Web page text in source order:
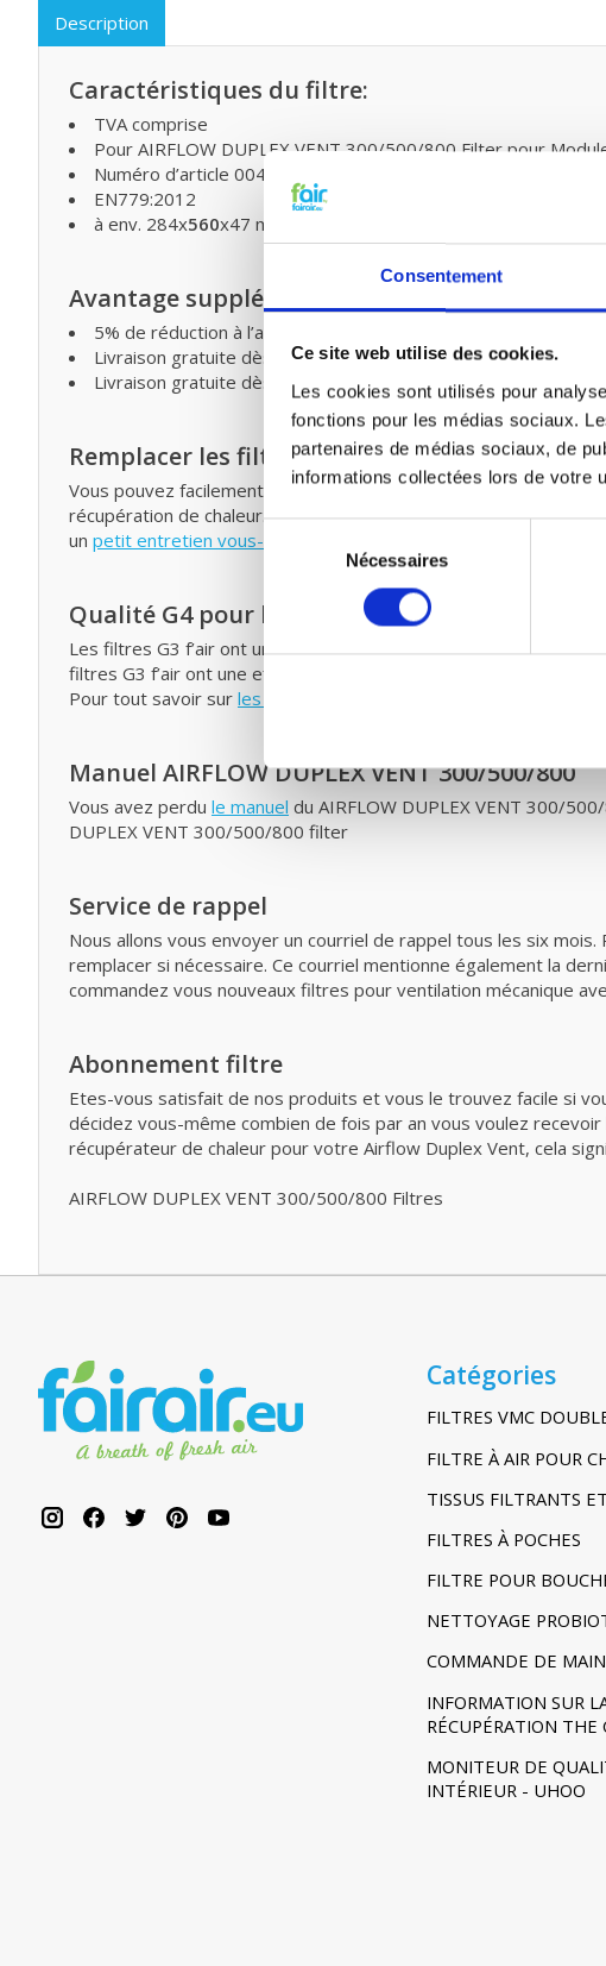
Consentement
Ce site web utilise des cookies.
Les cookies sont utilisés pour
fonctions pour les médias sociaux.
partenaires de médias sociaux, de
informations collectées lors de votre
consentement
Nécessaires
Description
Caractéristiques du filtre:
TVA comprise
Pour AIRFLOW DUPLEX VENT 300/500/800 Filter pour
Numéro d’article 0043.0138 (F7 filter)
EN779:2012
à env. 284x560x47 mm
Avantage supplémentaire
5% de réduction à l’achat de deux ou plusieurs produits
Livraison gratuite dès € 75,- (Belgique)
Livraison gratuite dès € 125,- (France)
Remplacer les filtres pour ventilation
Vous pouvez facilement remplacer et remettre les filtres VMC
récupération de chaleur. Consulteznotre manuelpour remplacer
un petit entretien vous-même
Qualité G4 pour le prix G3
Les filtres G3 f’air ont une capture de 92%. La capture des
filtres G3 f’air ont une efficacité plus élevée et capturent donc
Pour tout savoir sur les classes et les normes de filtrage
Manuel AIRFLOW DUPLEX VENT 300/500/800
Vous avez perdu le manuel du AIRFLOW DUPLEX VENT 300/
DUPLEX VENT 300/500/800 filter
Service de rappel
Nous allons vous envoyer un courriel de rappel tous les six
remplacer si nécessaire. Ce courriel mentionne également la
commandez vous nouveaux filtres pour ventilation mécanique
Abonnement filtre
Etes-vous satisfait de nos produits et vous le trouvez facile si
décidez vous-même combien de fois par an vous voulez
récupérateur de chaleur pour votre Airflow Duplex Vent, cela
AIRFLOW DUPLEX VENT 300/500/800 Filtres
Catégories
FILTRES VMC
FILTRE À AIR POUR
TISSUS FILTRANTS
FILTRES À POCHES
FILTRE POUR
NETTOYAGE
COMMANDE DE
INFORMATION SUR
RÉCUPÉRATION THE
MONITEUR DE
INTÉRIEUR - UHOO